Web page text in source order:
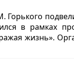
в рамках
жизнь».